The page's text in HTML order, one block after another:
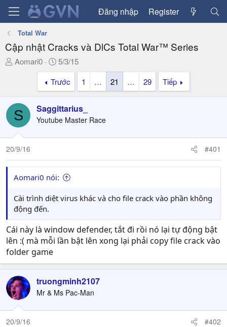
Đăng nhập Register
Total War
Cập nhật Cracks và DlCs Total War™ Series
T
a
d
s
t
a
t
e
Aomari0
N
g
à
y
g
ử
i
5/3/15
Trước
1 … 21 … 29 Tiếp
S Saggittarius_
Youtube Master Race
20/9/16 #401
Aomari0 nói:
Cài trình diệt virus khác và cho file crack vào phần không
động đến.
Cái này là window defender, tắt đi rồi nó lại tự động bật
lên :( mà mỗi lần bật lên xong lại phải copy file crack vào
folder game
truongminh2107
Mr & Ms Pac-Man
20/9/16 #402